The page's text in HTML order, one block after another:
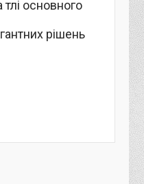
основного
рішень